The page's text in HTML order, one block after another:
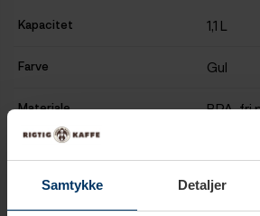
Samtykke Detaljer
Kapacitet 1,1 L
Farve Gul
Materiale BPA-fri